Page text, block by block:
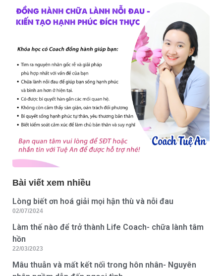
Bài viết xem nhiều
Lòng biết ơn hoá giải mọi hận thù và nỗi đau
02/07/2024
Làm thế nào để trở thành Life Coach- chữa lành tâm
hồn
22/03/2023
Mâu thuẫn và mất kết nối trong hôn nhân- Nguyên